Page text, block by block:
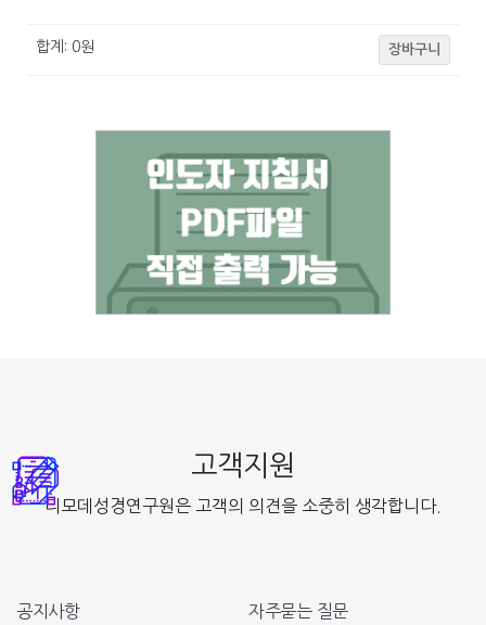
합계: 0원 장바구니
고객지원
디모데성경연구원은 고객의 의견을 소중히 생각합니다.
공지사항 자주묻는 질문